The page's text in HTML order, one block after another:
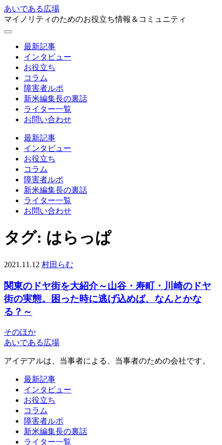
あいである広場
マイノリティのためのお役立ち情報＆コミュニティ
最新記事
インタビュー
お役立ち
コラム
障害者ルポ
新米編集長の裏話
ライター一覧
お問い合わせ
最新記事
インタビュー
お役立ち
コラム
障害者ルポ
新米編集長の裏話
ライター一覧
お問い合わせ
タグ: はらっぱ
2021.11.12 村田らむ
関東のドヤ街を大紹介～山谷・寿町・川崎のドヤ
街の実態。困った時に逃げ込めば、なんとかな
る？～
そのほか
あいである広場
アイデアルは、当事者による、当事者のための会社です。
最新記事
インタビュー
お役立ち
コラム
障害者ルポ
新米編集長の裏話
ライター一覧